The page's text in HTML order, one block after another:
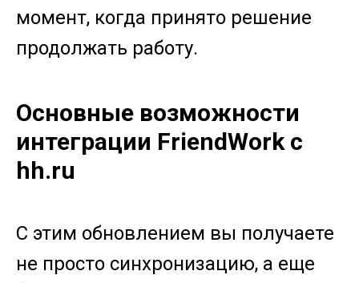
момент, когда принято решение
продолжать работу.
Основные возможности
интеграции FriendWork с
hh.ru
С этим обновлением вы получаете
не просто синхронизацию, а еще